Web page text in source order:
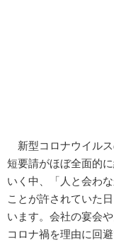
新型コロナウイル
短要請がほぼ全面的
いく中、「人と会わ
ことが許されていた
います。会社の宴会
コロナ禍を理由に回